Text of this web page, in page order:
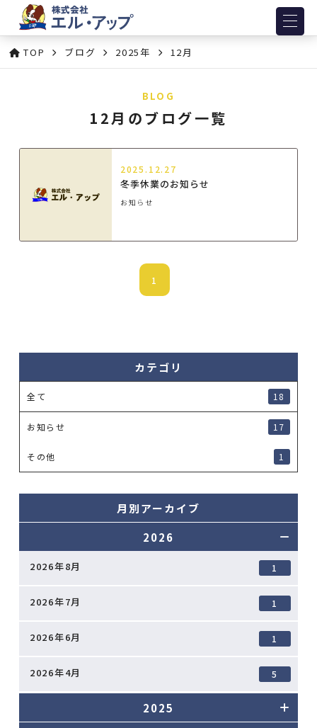
TOP ブログ 2025年 12月
BLOG
12月のブログ一覧
2025.12.27
冬季休業のお知らせ
お知らせ
1
カテゴリ
全て 18
お知らせ 17
その他 1
月別アーカイブ
2026
2026年8月 1
2026年7月 1
2026年6月 1
2026年4月 5
2025